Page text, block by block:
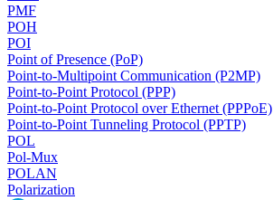
PMF
POH
POI
Point of Presence (PoP)
Point-to-Multipoint Communication (P2MP)
Point-to-Point Protocol (PPP)
Point-to-Point Protocol over Ethernet (PPPoE)
Point-to-Point Tunneling Protocol (PPTP)
POL
Pol-Mux
POLAN
Polarization